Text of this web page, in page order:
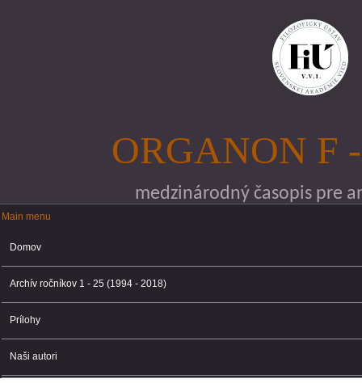
ORGANON F
medzinárodný časopis pre
Main menu
Main menu
Domov
Archív ročníkov 1 - 25 (1994 - 2018)
Prílohy
Naši autori